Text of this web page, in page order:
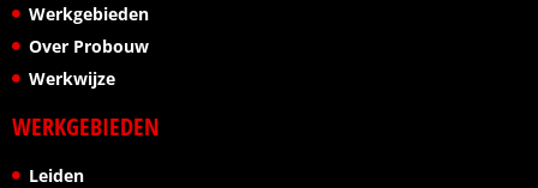
Werkgebieden
Over Probouw
Werkwijze
WERKGEBIEDEN
Leiden